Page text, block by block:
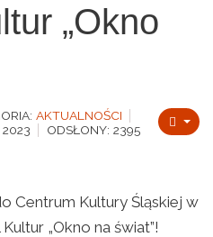
„Okno
AKTUALNOŚCI
2023
ODSŁONY: 2395
Centrum Kultury Śląskiej w
„Okno na świat”!